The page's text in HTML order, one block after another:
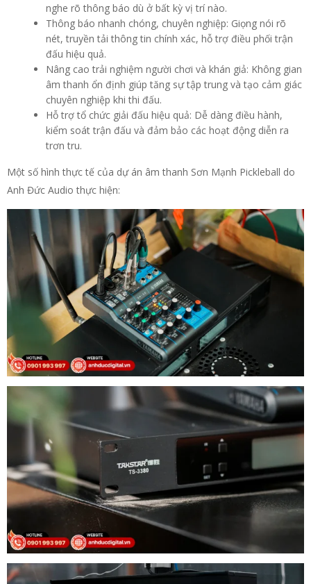
nghe rõ thông báo dù ở bất kỳ vị trí nào.
Thông báo nhanh chóng, chuyên nghiệp: Giọng nói rõ
nét, truyền tải thông tin chính xác, hỗ trợ điều phối trận
đấu hiệu quả.
Nâng cao trải nghiệm người chơi và khán giả: Không gian
âm thanh ổn định giúp tăng sự tập trung và tạo cảm giác
chuyên nghiệp khi thi đấu.
Hỗ trợ tổ chức giải đấu hiệu quả: Dễ dàng điều hành,
kiểm soát trận đấu và đảm bảo các hoạt động diễn ra
trơn tru.
Một số hình thực tế của dự án âm thanh Sơn Mạnh Pickleball do
Anh Đức Audio thực hiện: